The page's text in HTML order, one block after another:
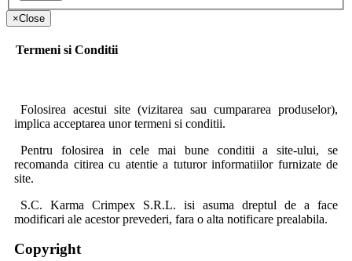
×Close
Termeni si Conditii
Folosirea acestui site (vizitarea sau cumpararea produselor),
implica acceptarea unor termeni si conditii.
Pentru folosirea in cele mai bune conditii a site-ului, se
recomanda citirea cu atentie a tuturor informatiilor furnizate de
site.
S.C. Karma Crimpex S.R.L. isi asuma dreptul de a face
modificari ale acestor prevederi, fara o alta notificare prealabila.
Copyright